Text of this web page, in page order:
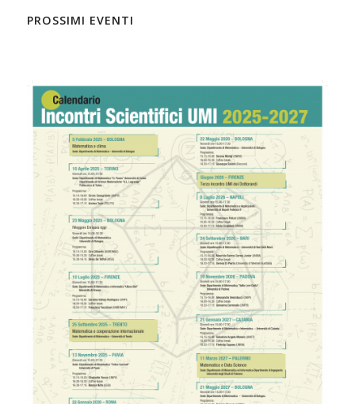
PROSSIMI EVENTI